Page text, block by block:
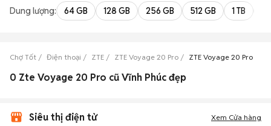
Dung lượng: 64 GB 128 GB 256 GB 512 GB 1 TB
Chợ Tốt Điện thoại ZTE ZTE Voyage 20 Pro ZTE Voyage 20 Pro Vĩnh
0 Zte Voyage 20 Pro cũ Vĩnh Phúc đẹp
Siêu thị điện tử Xem Cửa hàng